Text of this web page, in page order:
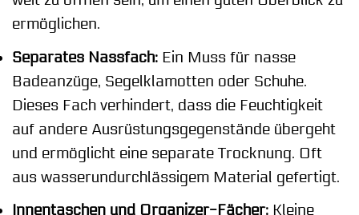
ermöglichen.
Separates Nassfach: Ein Muss für nasse
Badeanzüge, Segelklamotten oder Schuhe.
Dieses Fach verhindert, dass die Feuchtigkeit
auf andere Ausrüstungsgegenstände übergeht
und ermöglicht eine separate Trocknung. Oft
aus wasserundurchlässigem Material gefertigt.
Innentaschen und Organizer-Fächer: Kleine